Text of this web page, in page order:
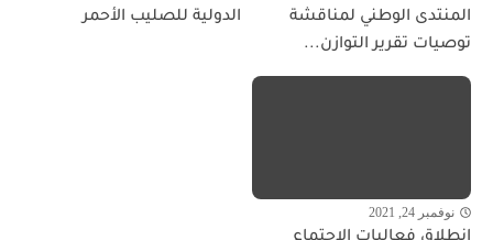
المنتدى الوطني لمناقشة
توصيات تقرير التوازن...
الدولية للصليب الأحمر
نوفمبر 24, 2021